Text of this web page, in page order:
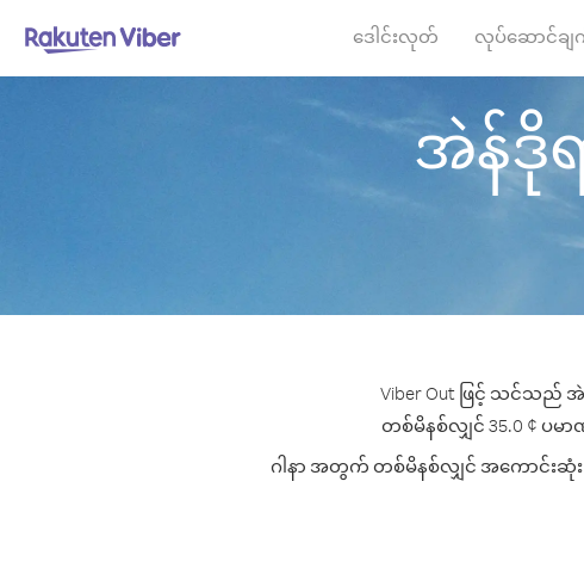
ဒေါင်းလုတ် လုပ်ဆောင်ချက်
အဲန်ဒိုရ
Viber Out ဖြင့် သင်သည်
တစ်မိနစ်လျှင် 35.0 ¢ ပမ
ဂါနာ အတွက် တစ်မိနစ်လျှင် အကောင်းဆုံ